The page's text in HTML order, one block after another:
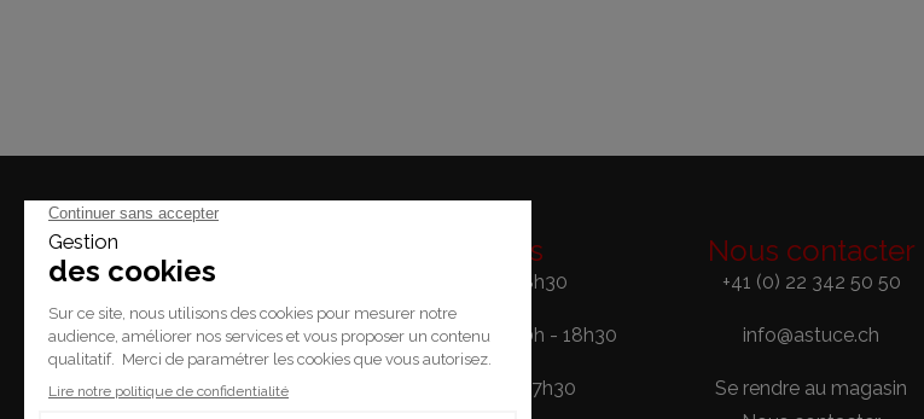
Place du Temple 2.
Horaires
Lundi: 14h - 18h30
Mardi / Vendredi: 10h - 18h30
Samedi: 10h - 17h30
Nous contacter
+41 (0) 22 342 50 50
info@astuce.ch
Se rendre au magasin